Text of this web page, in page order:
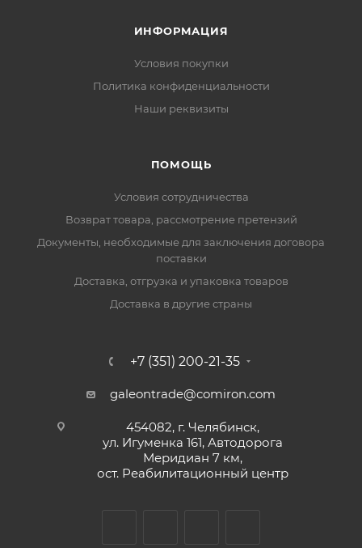
ИНФОРМАЦИЯ
Условия покупки
Политика конфиденциальности
Наши реквизиты
ПОМОЩЬ
Условия сотрудничества
Возврат товара, рассмотрение претензий
Документы, необходимые для заключения договора
поставки
Доставка, отгрузка и упаковка товаров
Доставка в другие страны
+7 (351) 200-21-35
galeontrade@comiron.com
454082, г. Челябинск,
ул. Игуменка 161, Автодорога
Меридиан 7 км,
ост. Реабилитационный центр